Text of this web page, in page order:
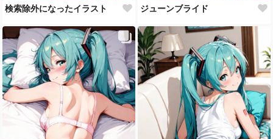
検索除外になったイラスト ジューンブライド